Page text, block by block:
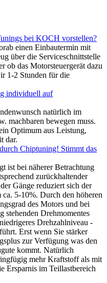
bei KOCH vorstellen?
einen Einbautermin mit
über die Serviceschnittstelle
ob das Motorsteuergerät dazu
1-2 Stunden für die
individuell auf
natürlich im
machbaren bewegen muss.
Optimum aus Leistung,
dar.
Chiptuning! Stimmt das
ist bei näherer Betrachtung
zurückhaltender
Gänge reduziert sich der
5-10%. Durch den höheren
des Motors und bei
stehenden Drehmomentes
Drehzahlniveau -
Erst wenn Sie stärker
zur Verfügung was den
kommt. Natürlich
mehr Kraftstoff als mit
Ersparnis im Teillastbereich